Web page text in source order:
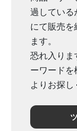
過している
にて販売を
ます。
恐れ入りま
ーワード
よりお探し